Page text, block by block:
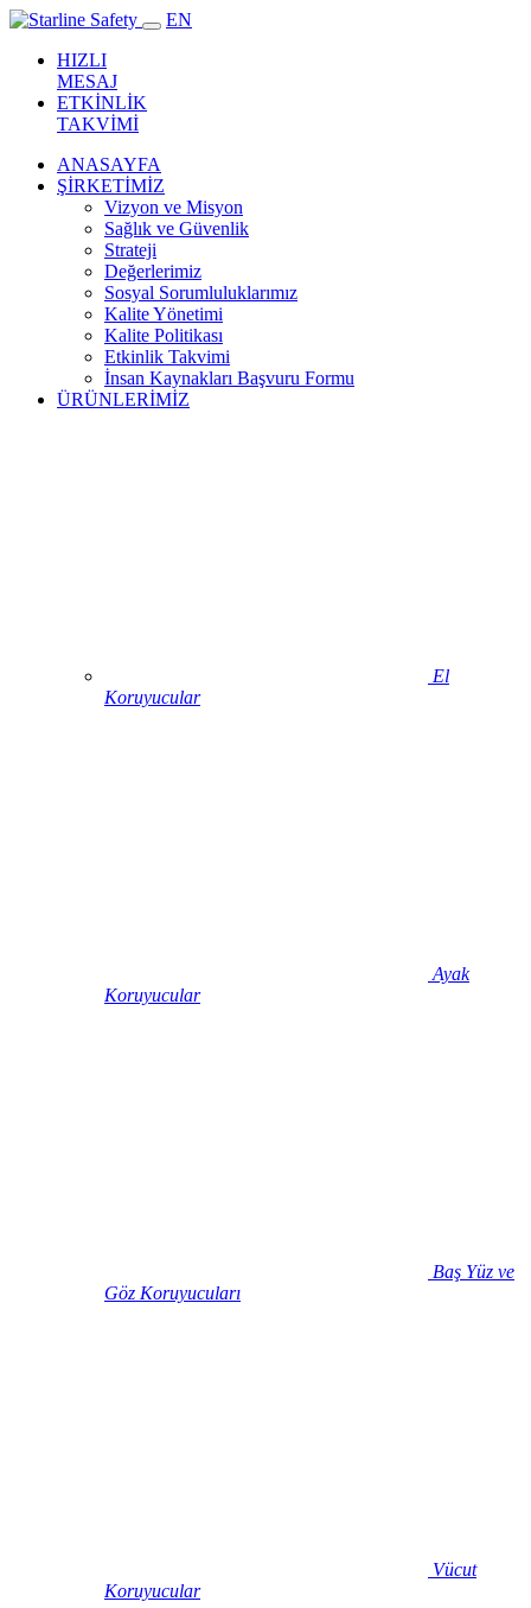
EN
HIZLI
MESAJ
ETKİNLİK
TAKVİMİ
ANASAYFA
ŞİRKETİMİZ
Vizyon ve Misyon
Sağlık ve Güvenlik
Strateji
Değerlerimiz
Sosyal Sorumluluklarımız
Kalite Yönetimi
Kalite Politikası
Etkinlik Takvimi
İnsan Kaynakları Başvuru Formu
ÜRÜNLERİMİZ
El
Koruyucular
Ayak
Koruyucular
Baş Yüz ve
Göz Koruyucuları
Vücut
Koruyucular